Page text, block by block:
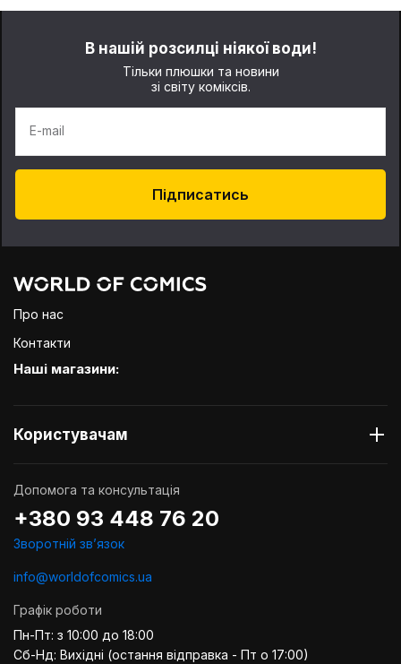
В нашій розсилці ніякої води!
Тільки плюшки та новини
зі світу коміксів.
E-mail
Підписатись
Про нас
Контакти
Наші магазини:
Користувачам
Допомога та консультація
+380 93 448 76 20
Зворотній звʼязок
info@worldofcomics.ua
Графік роботи
Пн-Пт: з 10:00 до 18:00
Сб-Нд: Вихідні (остання відправка - Пт о 17:00)